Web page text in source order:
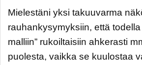
Mielestäni yksi takuuvarma
rauhankysymyksiin, että todella
malliin” rukoiltaisiin ahkerasti
puolesta, vaikka se kuulostaa